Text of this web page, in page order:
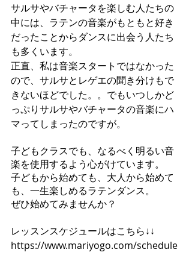
サルサやバチャータを楽しむ人たちの
中には、ラテンの音楽がもともと好き
だったことからダンスに出会う人たち
も多くいます。
正直、私は音楽スタートではなかった
ので、サルサとレゲエの聞き分けもで
きないほどでした。。でもいつしかど
っぷりサルサやバチャータの音楽にハ
マってしまったのですが。
子どもクラスでも、なるべく明るい音
楽を使用するよう心がけています。
子どもから始めても、大人から始めて
も、一生楽しめるラテンダンス。
ぜひ始めてみませんか？
レッスンスケジュールはこちら↓↓
https://www.mariyogo.com/schedule